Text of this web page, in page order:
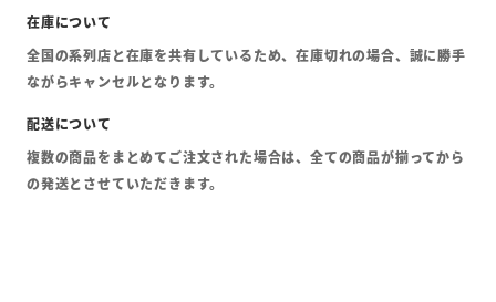
全国の系列店と在庫を共有しているため、在庫切れの場合、誠に勝手
ながらキャンセルとなります。
複数の商品をまとめてご注文された場合は、全ての商品が揃ってから
の発送とさせていただきます。